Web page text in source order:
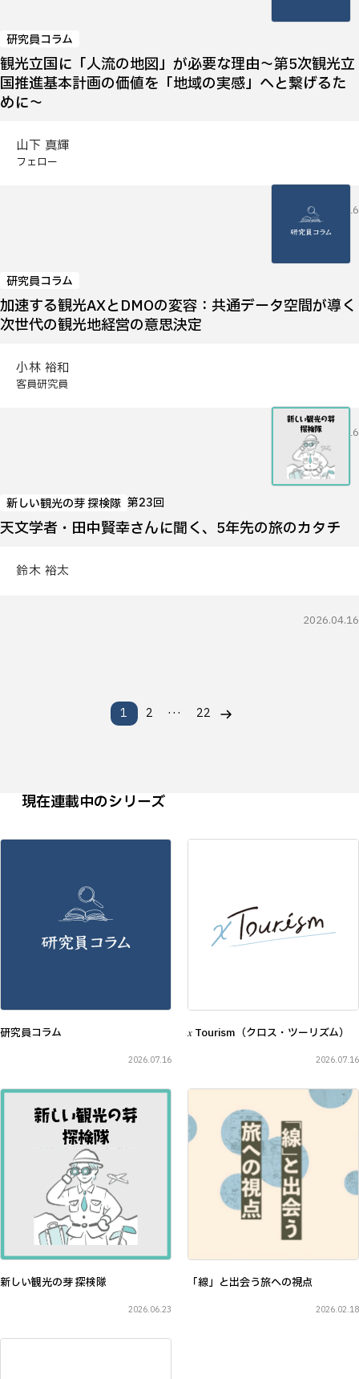
研究員コラム
観光立国に「人流の地図」が必要な理由～第5次観光立
国推進基本計画の価値を「地域の実感」へと繋げるた
めに～
山下 真輝
フェロー
2026.04.16
研究員コラム
加速する観光AXとDMOの変容：共通データ空間が導く
次世代の観光地経営の意思決定
小林 裕和
客員研究員
2026.04.16
新しい観光の芽 探検隊 第23回
天文学者・田中賢幸さんに聞く、5年先の旅のカタチ
鈴木 裕太
2026.04.16
1 2 … 22
現在連載中のシリーズ
研究員コラム
2026.07.16
𝑥 Tourism（クロス・ツーリズム）
2026.07.16
新しい観光の芽 探検隊
2026.06.23
「線」と出会う旅への視点
2026.02.18